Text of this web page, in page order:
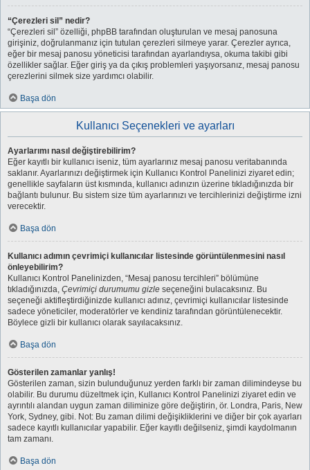
“Çerezleri sil” nedir?
“Çerezleri sil” özelliği, phpBB tarafından oluşturulan ve mesaj panosuna
girişiniz, doğrulanmanız için tutulan çerezleri silmeye yarar. Çerezler ayrıca,
eğer bir mesaj panosu yöneticisi tarafından ayarlandıysa, okuma takibi gibi
özellikler sağlar. Eğer giriş ya da çıkış problemleri yaşıyorsanız, mesaj panosu
çerezlerini silmek size yardımcı olabilir.
Başa dön
Kullanıcı Seçenekleri ve ayarları
Ayarlarımı nasıl değiştirebilirim?
Eğer kayıtlı bir kullanıcı iseniz, tüm ayarlarınız mesaj panosu veritabanında
saklanır. Ayarlarınızı değiştirmek için Kullanıcı Kontrol Panelinizi ziyaret edin;
genellikle sayfaların üst kısmında, kullanıcı adınızın üzerine tıkladığınızda bir
bağlantı bulunur. Bu sistem size tüm ayarlarınızı ve tercihlerinizi değiştirme izni
verecektir.
Başa dön
Kullanıcı adımın çevrimiçi kullanıcılar listesinde görüntülenmesini nasıl
önleyebilirim?
Kullanıcı Kontrol Panelinizden, “Mesaj panosu tercihleri” bölümüne
tıkladığınızda, Çevrimiçi durumumu gizle seçeneğini bulacaksınız. Bu
seçeneği aktifleştirdiğinizde kullanıcı adınız, çevrimiçi kullanıcılar listesinde
sadece yöneticiler, moderatörler ve kendiniz tarafından görüntülenecektir.
Böylece gizli bir kullanıcı olarak sayılacaksınız.
Başa dön
Gösterilen zamanlar yanlış!
Gösterilen zaman, sizin bulunduğunuz yerden farklı bir zaman dilimindeyse bu
olabilir. Bu durumu düzeltmek için, Kullanıcı Kontrol Panelinizi ziyaret edin ve
ayrıntılı alandan uygun zaman diliminize göre değiştirin, ör. Londra, Paris, New
York, Sydney, gibi. Not: Bu zaman dilimi değişikliklerini ve diğer bir çok ayarları
sadece kayıtlı kullanıcılar yapabilir. Eğer kayıtlı değilseniz, şimdi kaydolmanın
tam zamanı.
Başa dön